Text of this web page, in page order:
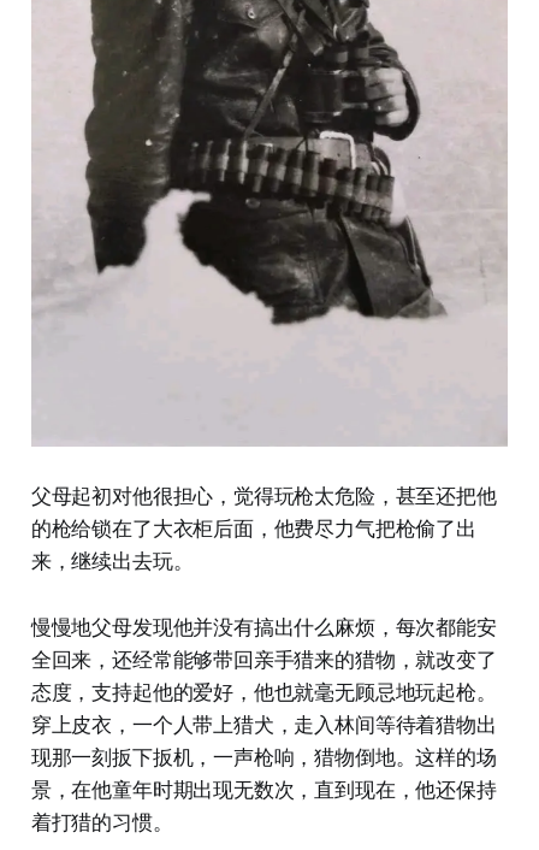
父母起初对他很担心，觉得玩枪太危险，甚至还把他
的枪给锁在了大衣柜后面，他费尽力气把枪偷了出
来，继续出去玩。
慢慢地父母发现他并没有搞出什么麻烦，每次都能安
全回来，还经常能够带回亲手猎来的猎物，就改变了
态度，支持起他的爱好，他也就毫无顾忌地玩起枪。
穿上皮衣，一个人带上猎犬，走入林间等待着猎物出
现那一刻扳下扳机，一声枪响，猎物倒地。这样的场
景，在他童年时期出现无数次，直到现在，他还保持
着打猎的习惯。